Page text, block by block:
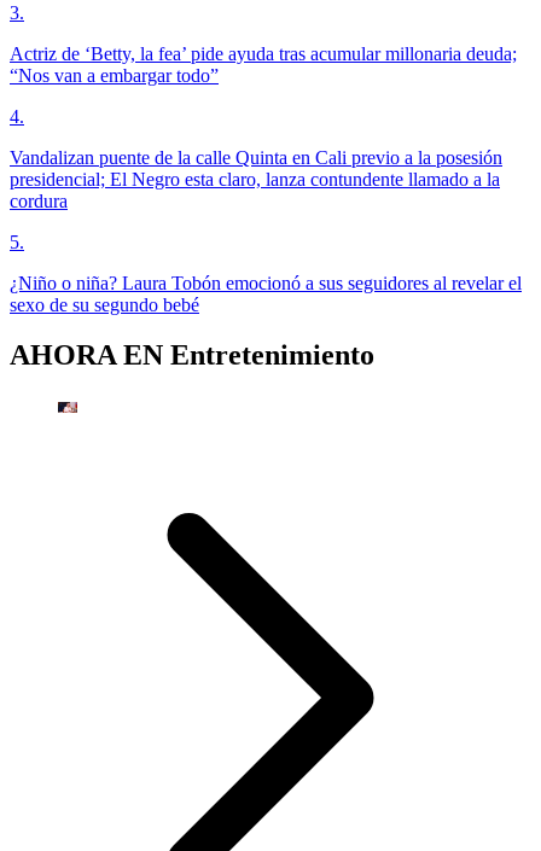
3.
Actriz de ‘Betty, la fea’ pide ayuda tras acumular millonaria deuda;
“Nos van a embargar todo”
4.
Vandalizan puente de la calle Quinta en Cali previo a la posesión
presidencial; El Negro esta claro, lanza contundente llamado a la
cordura
5.
¿Niño o niña? Laura Tobón emocionó a sus seguidores al revelar el
sexo de su segundo bebé
AHORA EN Entretenimiento